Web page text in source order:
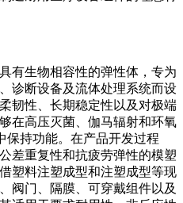
有生物相容性的弹性体，专为
诊断设备及流体处理系统而设
韧性、长期稳定性以及对极端
在高压灭菌、伽马辐射和环氧
保持功能。在产品开发过程
差重复性和抗疲劳弹性的模塑
塑料注塑成型和注塑成型等现
阀门、隔膜、可穿戴组件以及